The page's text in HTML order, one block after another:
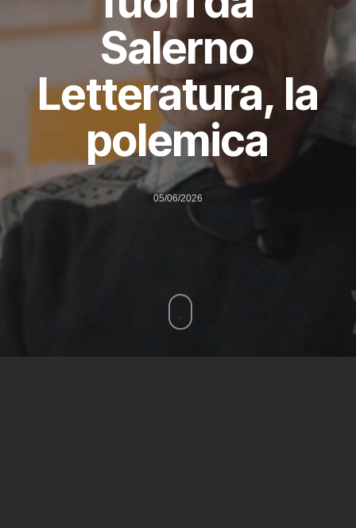
Salerno
Letteratura, la
polemica
05/06/2026